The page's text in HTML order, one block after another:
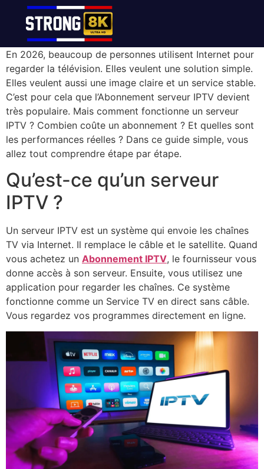
En 2026, beaucoup de personnes utilisent Internet pour
regarder la télévision. Elles veulent une solution simple.
Elles veulent aussi une image claire et un service stable.
C’est pour cela que l’Abonnement serveur IPTV devient
très populaire. Mais comment fonctionne un serveur
IPTV ? Combien coûte un abonnement ? Et quelles sont
les performances réelles ? Dans ce guide simple, vous
allez tout comprendre étape par étape.
Qu’est-ce qu’un serveur
IPTV ?
Un serveur IPTV est un système qui envoie les chaînes
TV via Internet. Il remplace le câble et le satellite. Quand
vous achetez un Abonnement IPTV, le fournisseur vous
donne accès à son serveur. Ensuite, vous utilisez une
application pour regarder les chaînes. Ce système
fonctionne comme un Service TV en direct sans câble.
Vous regardez vos programmes directement en ligne.